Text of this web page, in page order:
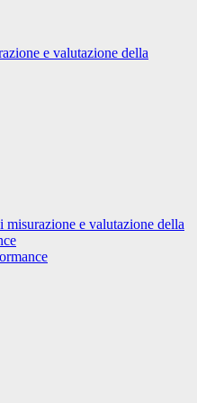
e valutazione della
misurazione e valutazione della